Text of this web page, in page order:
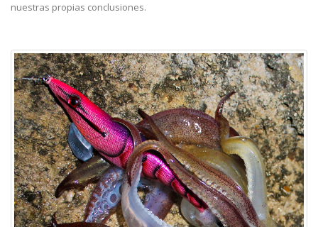
nuestras propias conclusiones.